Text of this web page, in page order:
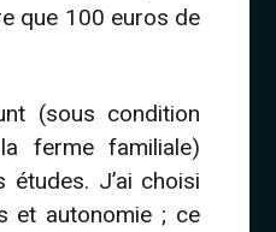
que 100 euros de
(sous condition
ferme familiale)
J’ai choisi
et autonomie ; ce